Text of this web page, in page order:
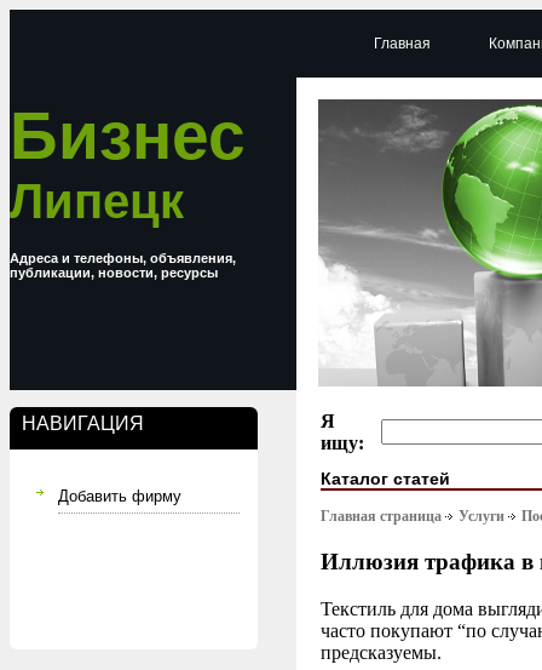
Бизнес
Липецк
Адреса и телефоны, объявления,
публикации, новости, ресурсы
НАВИГАЦИЯ
Добавить фирму
Главная
Я
ищу:
Каталог статей
Главная страница Услуги
Иллюзия трафика в
Текстиль для дома
часто покупают “по
предсказуемы.